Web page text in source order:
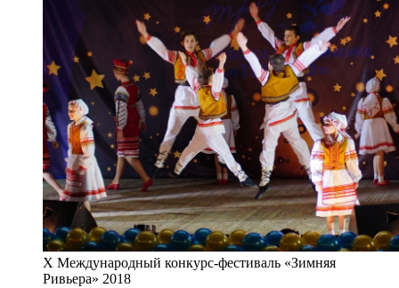
Х Международный конкурс-фестиваль «Зимняя
Ривьера» 2018